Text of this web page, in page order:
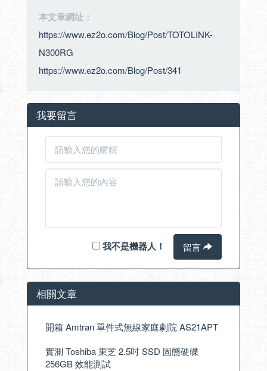
本文章網址：
https://www.ez2o.com/Blog/Post/TOTOLINK-
N300RG
https://www.ez2o.com/Blog/Post/341
我要留言
我不是機器人！ 留言
相關文章
開箱 Amtran 單件式無線家庭劇院 AS21APT
實測 Toshiba 東芝 2.5吋 SSD 固態硬碟
256GB 效能測試